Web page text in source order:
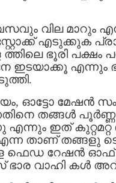
വില മാറും
എടുക്കുക
ഭൂരി പക്ഷം
ഇടയാക്കൂ എന്നും
ഓട്ടോ മേഷന്‍
തങ്ങള്‍
ഇത് കുറ്റമറ്റ
താണ് തങ്ങളു
ഫെഡ റേഷന്‍ ഓഫ്
ഭാര വാഹി കള്‍